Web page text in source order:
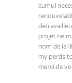
cumul
projet ne
nom de la
my perds
merci de